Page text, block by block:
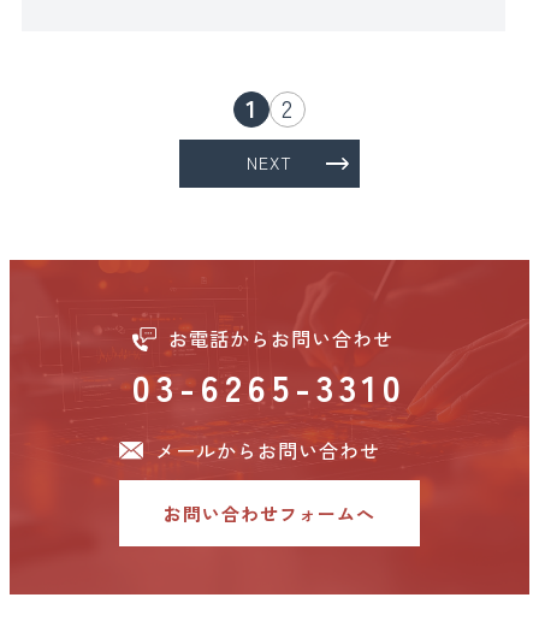
1 2
NEXT
お電話からお問い合わせ
03-6265-3310
メールからお問い合わせ
お問い合わせフォームへ